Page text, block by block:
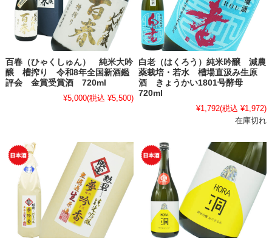
百春（ひゃくしゅん） 純米大吟
醸 槽搾り 令和8年全国新酒鑑
評会 金賞受賞酒 720ml
¥5,000(税込 ¥5,500)
白老（はくろう）純米吟醸 減農
薬栽培・若水 槽場直汲み生原
酒 きょうかい1801号酵母
720ml
¥1,792(税込 ¥1,972)
在庫切れ